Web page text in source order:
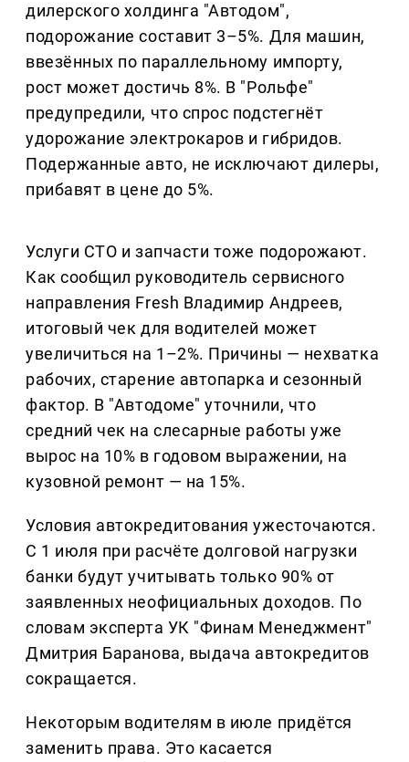
дилерского холдинга "Автодом",
подорожание составит 3–5%. Для машин,
ввезённых по параллельному импорту,
рост может достичь 8%. В "Рольфе"
предупредили, что спрос подстегнёт
удорожание электрокаров и гибридов.
Подержанные авто, не исключают дилеры,
прибавят в цене до 5%.
Услуги СТО и запчасти тоже подорожают.
Как сообщил руководитель сервисного
направления Fresh Владимир Андреев,
итоговый чек для водителей может
увеличиться на 1–2%. Причины — нехватка
рабочих, старение автопарка и сезонный
фактор. В "Автодоме" уточнили, что
средний чек на слесарные работы уже
вырос на 10% в годовом выражении, на
кузовной ремонт — на 15%.
Условия автокредитования ужесточаются.
С 1 июля при расчёте долговой нагрузки
банки будут учитывать только 90% от
заявленных неофициальных доходов. По
словам эксперта УК "Финам Менеджмент"
Дмитрия Баранова, выдача автокредитов
сокращается.
Некоторым водителям в июле придётся
заменить права. Это касается